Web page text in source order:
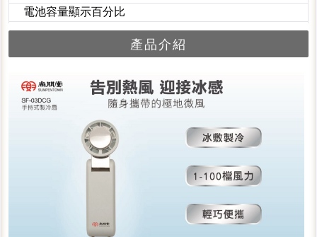
電池容量顯示百分比
產品介紹